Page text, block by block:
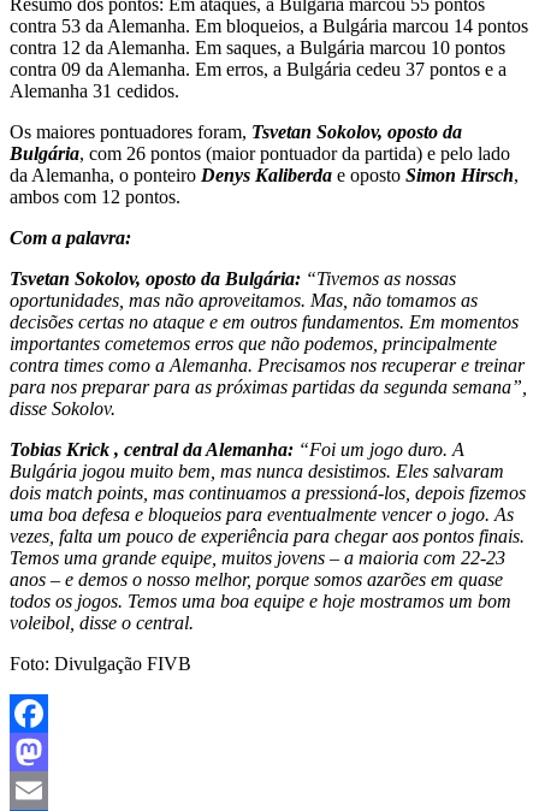
contra 53 da Alemanha. Em bloqueios, a Bulgária marcou 14 pontos
contra 12 da Alemanha. Em saques, a Bulgária marcou 10 pontos
contra 09 da Alemanha. Em erros, a Bulgária cedeu 37 pontos e a
Alemanha 31 cedidos.
Os maiores pontuadores foram, Tsvetan Sokolov, oposto da
Bulgária, com 26 pontos (maior pontuador da partida) e pelo lado
da Alemanha, o ponteiro Denys Kaliberda e oposto Simon Hirsch,
ambos com 12 pontos.
Com a palavra:
Tsvetan Sokolov, oposto da Bulgária: “Tivemos as nossas
oportunidades, mas não aproveitamos. Mas, não tomamos as
decisões certas no ataque e em outros fundamentos. Em momentos
importantes cometemos erros que não podemos, principalmente
contra times como a Alemanha. Precisamos nos recuperar e treinar
para nos preparar para as próximas partidas da segunda semana”,
disse Sokolov.
Tobias Krick , central da Alemanha: “Foi um jogo duro. A
Bulgária jogou muito bem, mas nunca desistimos. Eles salvaram
dois match points, mas continuamos a pressioná-los, depois fizemos
uma boa defesa e bloqueios para eventualmente vencer o jogo. As
vezes, falta um pouco de experiência para chegar aos pontos finais.
Temos uma grande equipe, muitos jovens – a maioria com 22-23
anos – e demos o nosso melhor, porque somos azarões em quase
todos os jogos. Temos uma boa equipe e hoje mostramos um bom
voleibol, disse o central.
Foto: Divulgação FIVB
Facebook
Mastodon